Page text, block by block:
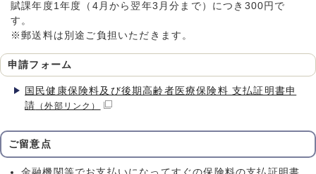
賦課年度1年度（4月から翌年3月分まで）につき300円で
す。
※郵送料は別途ご負担いただきます。
申請フォーム
国民健康保険料及び後期高齢者医療保険料 支払証明書申
請 （外部リンク）
ご留意点